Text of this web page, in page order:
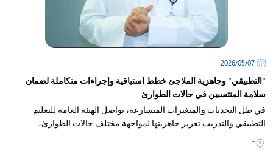
07‏/05‏/2026
"التطبيقي" وجاهزية الملاجئ خطط استباقية وإجراءات متكاملة لضمان
سلامة المنتسبين في حالات الطوارئ
في ظل التحديات والمتغيرات المتسارعة، تواصل الهيئة العامة للتعليم
التطبيقي والتدريب تعزيز جاهزيتها لمواجهة مختلف حالات الطوارئ،
-